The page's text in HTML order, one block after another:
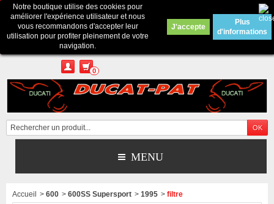
Contactez-nous
Appelez-nous au :Pour tous renseignements : merci d'envoyer un mail
depuis le formulaire de contact ou sur ducatpat25@gmail.com
0
MENU
Notre boutique utilise des cookies pour
améliorer l'expérience utilisateur et nous
vous recommandons d'accepter leur
utilisation pour profiter pleinement de votre
navigation.
J'accepte
Plus
d'informations
Accueil > 600 > 600SS Supersport > 1995 > filtre